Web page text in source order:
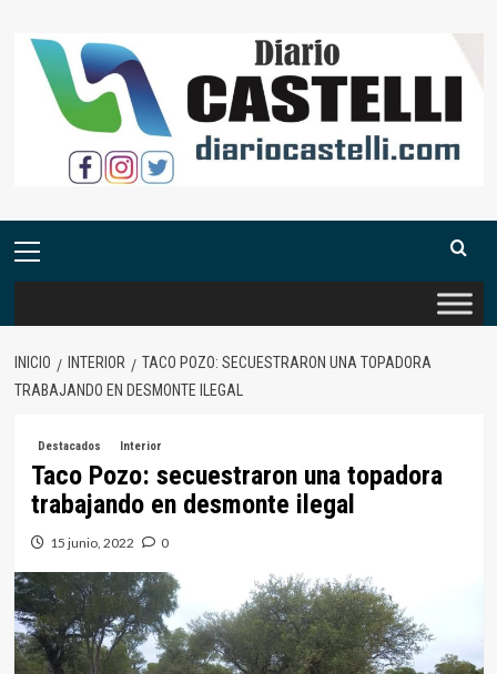
contenido
Menú
INICIO INTERIOR
TACO POZO: SECUESTRARON UNA TOPADORA
TRABAJANDO EN DESMONTE ILEGAL
Destacados Interior
Taco Pozo: secuestraron una topadora
trabajando en desmonte ilegal
15 junio, 2022 0